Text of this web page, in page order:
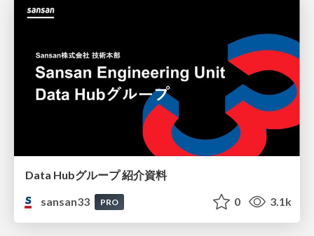
Data Hubグループ 紹介資料
sansan33
PRO 0 3.1k